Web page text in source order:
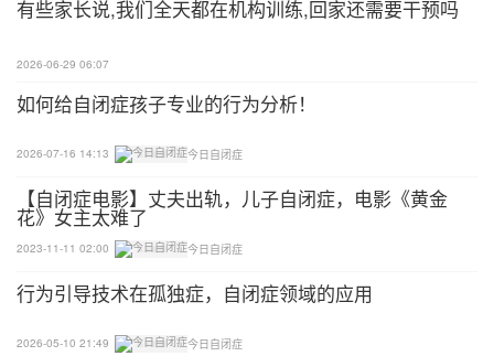
轻轻吹，控制气息的力度；我们还可以吹小纸条，在
一张桌子上，家长和孩子分别坐在桌子两侧，将纸条
长，也可以吹羽毛等。吹之前要深吸一口气，让气息
更长；吹泡泡也是不错的选择，用力或轻轻吹，由于
气息的力度不同，泡泡可大可小，甚至吹破。
比如我们说一句话：有一群小朋友在操场上跑步。这
有些家长说,我们全天都在机构训练,回家还需要干预吗
2026-06-29 06:07
如何给自闭症孩子专业的行为分析！
2026-07-16 14:13 今日自闭症
【自闭症电影】丈夫出轨，儿子自闭症，电影《黄金
花》女主太难了
2023-11-11 02:00 今日自闭症
行为引导技术在孤独症，自闭症领域的应用
2026-05-10 21:49 今日自闭症